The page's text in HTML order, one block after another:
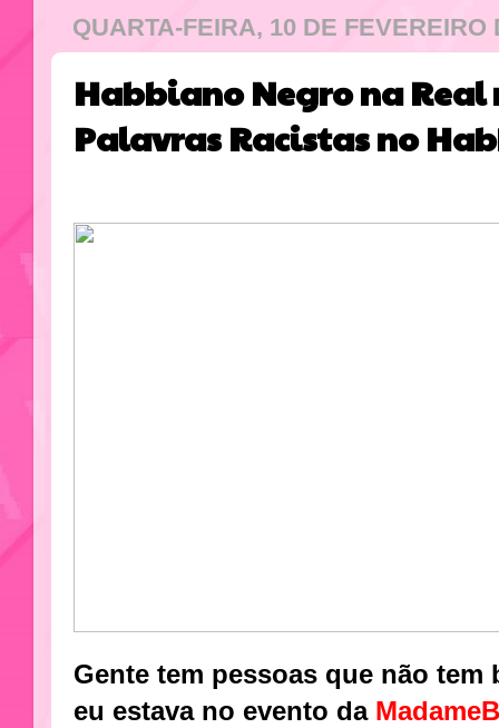
QUARTA-FEIRA, 10 DE FEVEREIRO
Habbiano Negro na Real
Palavras Racistas no
Gente tem pessoas que não tem
eu estava no evento da